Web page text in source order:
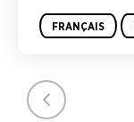
FRANÇAIS